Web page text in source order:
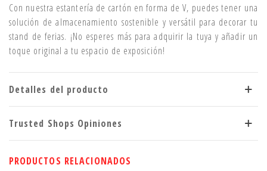
Con nuestra estantería de cartón en forma de V, puedes tener una
solución de almacenamiento sostenible y versátil para decorar tu
stand de ferias. ¡No esperes más para adquirir la tuya y añadir un
toque original a tu espacio de exposición!
Detalles del producto
Trusted Shops Opiniones
PRODUCTOS RELACIONADOS